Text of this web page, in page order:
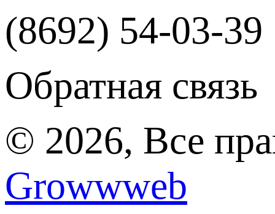
(8692) 54-03-39
Обратная связь
© 2026, Все
Growwweb